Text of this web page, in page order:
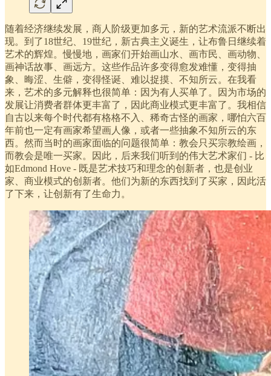
随着经济继续发展，商人阶级更加多元，新的艺术流派不断出
现。到了18世纪、19世纪，新古典主义诞生，让布鲁日继续着
艺术的辉煌。慢慢地，画家们开始画山水、画市民、画动物、
画神话故事、画远方。这些作品许多变得愈发难懂，变得抽
象、晦涩、生僻，变得怪诞、难以捉摸、不知所云。在我看
来，艺术的多元解释也很简单：因为有人买单了。因为市场的
发展让消费者群体更丰富了，因此商业模式更丰富了。我相信
自古以来每个时代都有格格不入、稀奇古怪的画家，哪怕六百
年前也一定有画家希望画人像，或者一些抽象不知所云的东
西。然而当时的画家面临的问题很简单：教会只买宗教绘画，
而教会是唯一买家。因此，后来我们听到的伟大艺术家们 - 比
如Edmond Hove - 既是艺术技巧和理念的创新者，也是创业
家、商业模式的创新者。他们为新的东西找到了买家，因此活
了下来，让创新有了生命力。